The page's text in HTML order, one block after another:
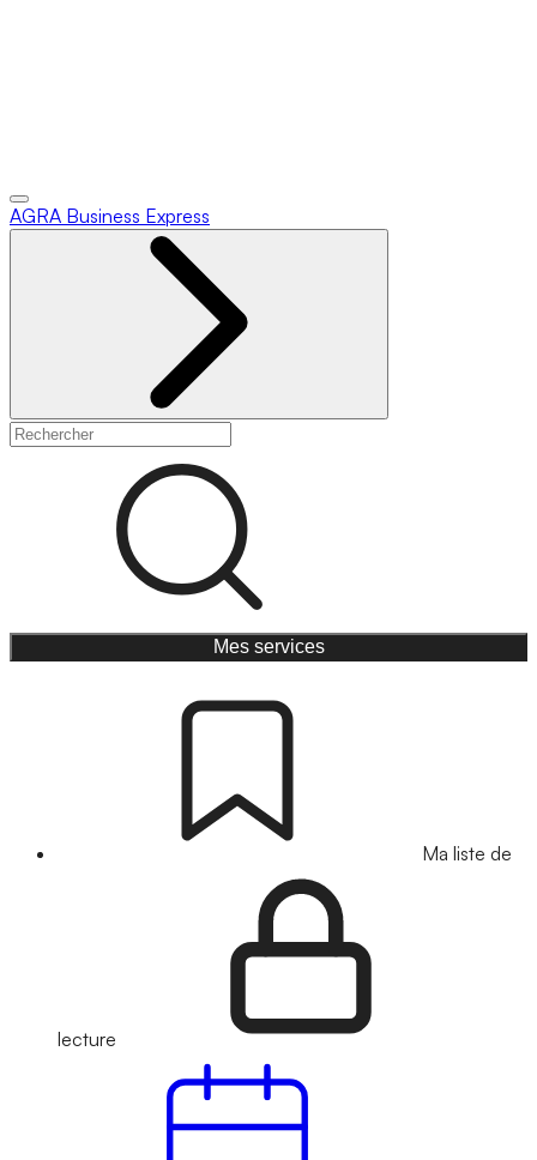
AGRA Business Express
Mes services
Ma liste de
lecture